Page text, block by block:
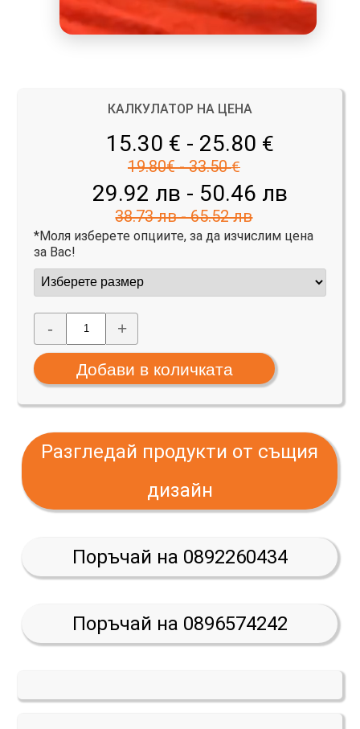
КАЛКУЛАТОР НА ЦЕНА
15.30 € - 25.80 €
19.80€ - 33.50 €
29.92 лв - 50.46 лв
38.73 лв - 65.52 лв
*Моля изберете опциите, за да изчислим цена
за Вас!
- +
Разгледай продукти от същия
дизайн
Поръчай на 0892260434
Поръчай на 0896574242